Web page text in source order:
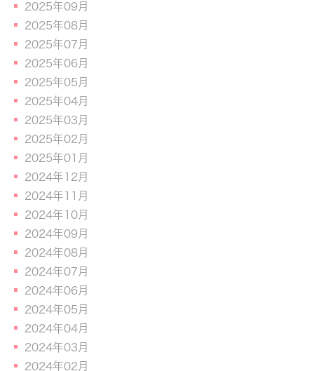
2025年09月
2025年08月
2025年07月
2025年06月
2025年05月
2025年04月
2025年03月
2025年02月
2025年01月
2024年12月
2024年11月
2024年10月
2024年09月
2024年08月
2024年07月
2024年06月
2024年05月
2024年04月
2024年03月
2024年02月